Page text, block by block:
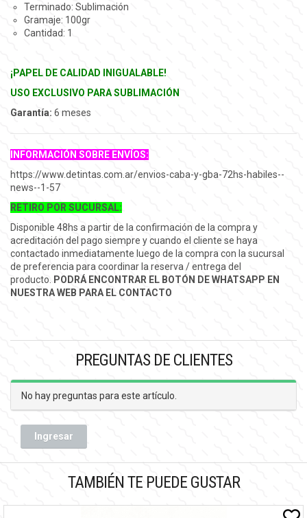
Terminado: Sublimación
Gramaje: 100gr
Cantidad: 1
¡PAPEL DE CALIDAD INIGUALABLE!
USO EXCLUSIVO PARA SUBLIMACIÓN
Garantía: 6 meses
INFORMACIÓN SOBRE ENVÍOS:
https://www.detintas.com.ar/envios-caba-y-gba-72hs-habiles--
news--1-57
RETIRO POR SUCURSAL:
Disponible 48hs a partir de la confirmación de la compra y
acreditación del pago siempre y cuando el cliente se haya
contactado inmediatamente luego de la compra con la sucursal
de preferencia para coordinar la reserva / entrega del
producto.
PODRÁ ENCONTRAR EL BOTÓN DE WHATSAPP EN
NUESTRA WEB PARA EL CONTACTO
PREGUNTAS DE CLIENTES
No hay preguntas para este artículo.
Ingresar
TAMBIÉN TE PUEDE GUSTAR